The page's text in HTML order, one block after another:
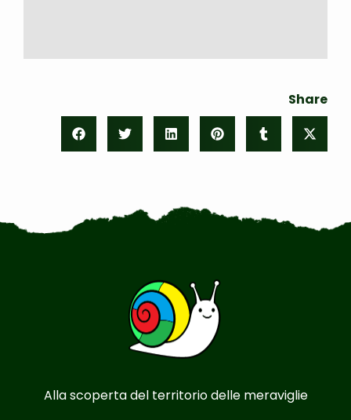
Share
Alla scoperta del territorio delle meraviglie